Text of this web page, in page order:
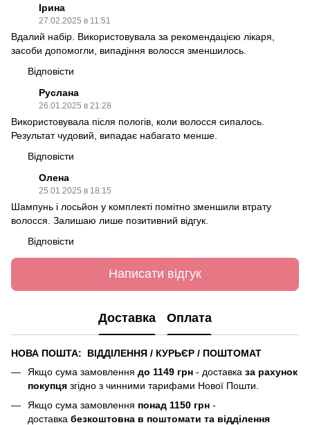
Ірина
27.02.2025 в 11:51
Вдалий набір. Використовувала за рекомендацією лікаря,
засоби допомогли, випадіння волосся зменшилось.
Відповісти
Руслана
26.01.2025 в 21:28
Використовувала після пологів, коли волосся сипалось.
Результат чудовий, випадає набагато менше.
Відповісти
Олена
25.01.2025 в 18:15
Шампунь і лосьйон у комплекті помітно зменшили втрату
волосся. Залишаю лише позитивний відгук.
Відповісти
Написати відгук
Доставка Оплата
НОВА ПОШТА: ВІДДІЛЕННЯ / КУРЬЄР / ПОШТОМАТ
Якщо сума замовлення до 1149 грн - доставка за рахунок
покупця згідно з чинними тарифами Нової Пошти.
Якщо сума замовлення понад 1150 грн -
доставка безкоштовна в поштомати та відділення